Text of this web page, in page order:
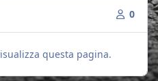
0
questa pagina.